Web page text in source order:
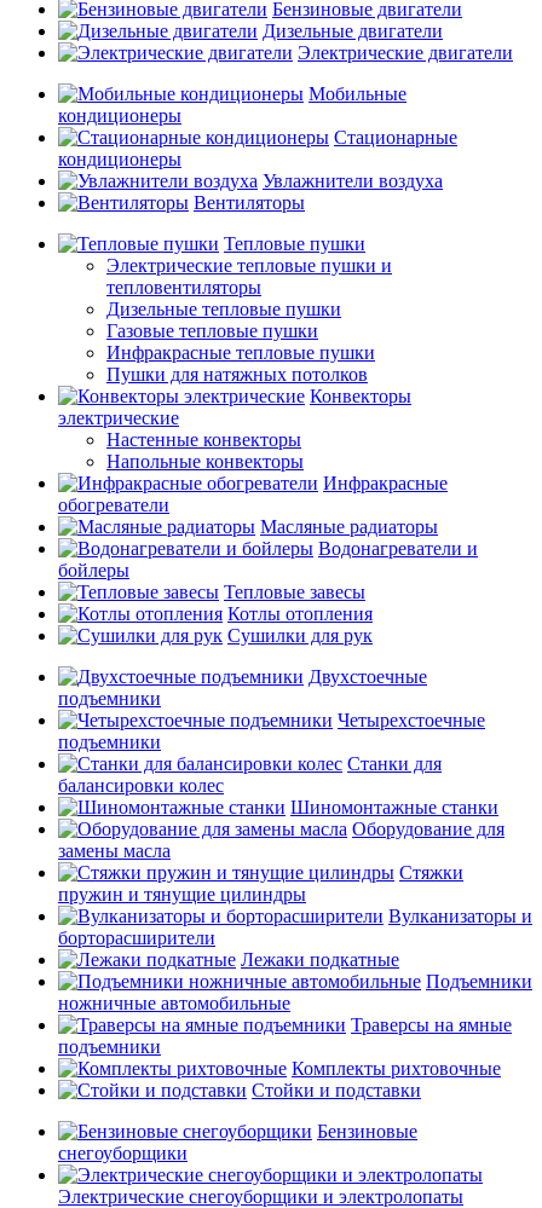
Бензиновые двигатели
Дизельные двигатели
Электрические двигатели
Мобильные
кондиционеры
Стационарные
кондиционеры
Увлажнители воздуха
Вентиляторы
Тепловые пушки
Электрические тепловые пушки и
тепловентиляторы
Дизельные тепловые пушки
Газовые тепловые пушки
Инфракрасные тепловые пушки
Пушки для натяжных потолков
Конвекторы
электрические
Настенные конвекторы
Напольные конвекторы
Инфракрасные
обогреватели
Масляные радиаторы
Водонагреватели и
бойлеры
Тепловые завесы
Котлы отопления
Сушилки для рук
Двухстоечные
подъемники
Четырехстоечные
подъемники
Станки для
балансировки колес
Шиномонтажные станки
Оборудование для
замены масла
Стяжки
пружин и тянущие цилиндры
Вулканизаторы и
борторасширители
Лежаки подкатные
Подъемники
ножничные автомобильные
Траверсы на ямные
подъемники
Комплекты рихтовочные
Стойки и подставки
Бензиновые
снегоуборщики
Электрические снегоуборщики и электролопаты